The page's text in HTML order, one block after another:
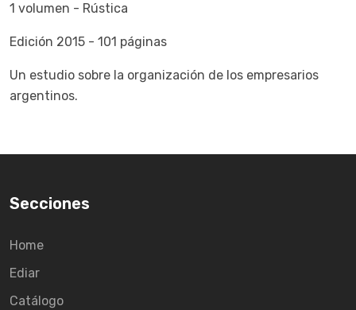
1 volumen - Rústica
Edición 2015 - 101 páginas
Un estudio sobre la organización de los empresarios
argentinos.
Secciones
Home
Ediar
Catálogo